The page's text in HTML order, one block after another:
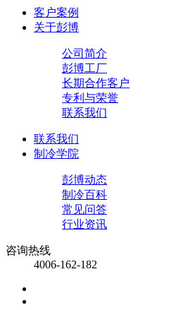
客户案例
关于彭博
公司简介
彭博工厂
长期合作客户
专利与荣誉
联系我们
联系我们
制冷学院
彭博动态
制冷百科
常见问答
行业资讯
咨询热线
4006-162-182